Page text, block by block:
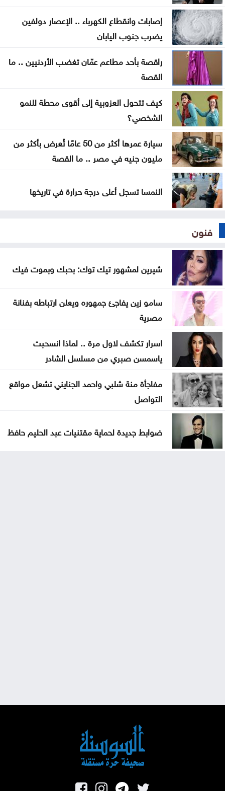
تركيا تطالب روسيا وأوكرانيا بتعليق الهجمات في البحر
الأسود
اتفاق مكة وإعادة تشكيل الأمن الإقليمي… لماذا تبحث
الدول العربية عن مظلات جديدة؟ وأين مصر؟
رحلة في ذاكرة الوطن .. موظفو اليرموك يثمّنون جهود
نادي العاملين
دولة صغيرة .. بس قَدّ حالنا وأكبر من الخارطة !
إصابات وانقطاع الكهرباء .. الإعصار دولفين
يضرب جنوب اليابان
راقصة بأحد مطاعم عمّان تغضب الأردنيين .. ما
القصة
كيف تتحول العزوبية إلى أقوى محطة للنمو
الشخصي؟
سيارة عمرها أكثر من 50 عامًا تُعرض بأكثر من
مليون جنيه في مصر .. ما القصة
النمسا تسجل أعلى درجة حرارة في تاريخها
فنون
شيرين لمشهور تيك توك: بحبك وبموت فيك
سامو زين يفاجئ جمهوره ويعلن ارتباطه بفنانة
مصرية
اسرار تكشف لاول مرة .. لماذا انسحبت
ياسمسن صبري من مسلسل الشادر
مفاجأة منة شلبي واحمد الجنايني تشعل مواقع
التواصل
ضوابط جديدة لحماية مقتنيات عبد الحليم حافظ